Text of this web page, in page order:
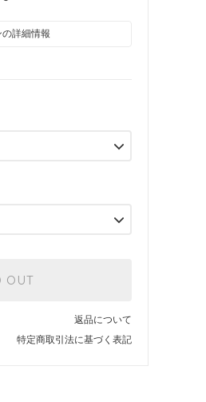
詳細情報
OUT
返品について
特定商取引法に基づく表記